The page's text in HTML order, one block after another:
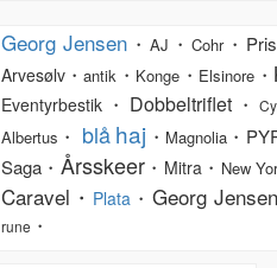
Georg Jensen ・AJ ・Cohr・
Arvesølv・antik ・ Konge ・ Elsinore ・
Eventyrbestik・ Dobbeltriflet・
Albertus ・ blå haj ・ Magnolia ・
Saga・ Årsskeer・ Mitra ・ New
Caravel・ Plata ・ Georg Jensen
rune ・